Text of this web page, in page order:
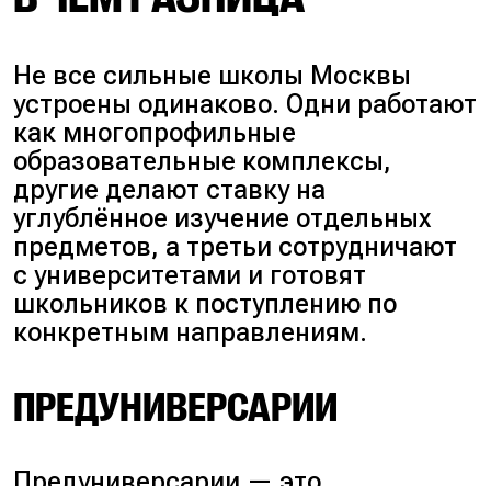
Не все сильные школы Москвы
устроены одинаково. Одни работают
как многопрофильные
образовательные комплексы,
другие делают ставку на
углублённое изучение отдельных
предметов, а третьи сотрудничают
с университетами и готовят
школьников к поступлению по
конкретным направлениям.
ПРЕДУНИВЕРСАРИИ